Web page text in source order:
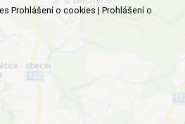
Prohlášení o cookies | Prohlášení o